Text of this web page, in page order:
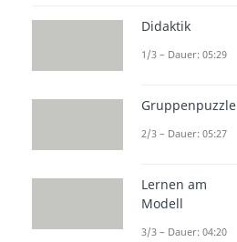
Dabei liegt der
ohne Vorwürfe
Die Gewaltfreie
sowohl im
beruflichen
ein
fördern. So
Didaktik
1/3 – Dauer: 05:29
Gruppenpuzzle
2/3 – Dauer: 05:27
Lernen am
Modell
3/3 – Dauer: 04:20